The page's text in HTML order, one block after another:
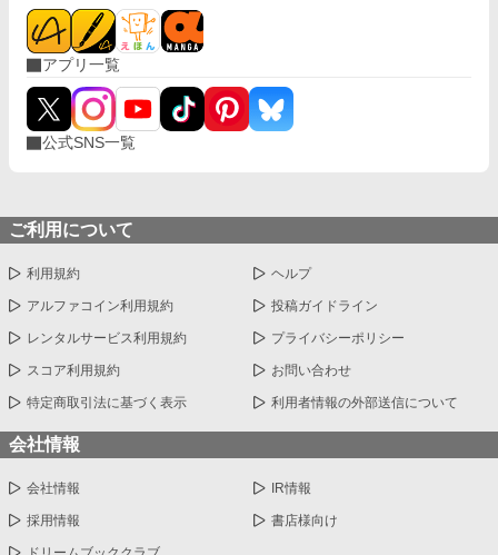
お話となります。 菩薩の如き広いお心でお読みくださいませ。 小
説家になろうさんでも投稿します。
アプリ一覧
公式SNS一覧
ご利用について
利用規約 ヘルプ
アルファコイン利用規約 投稿ガイドライン
レンタルサービス利用規約 プライバシーポリシー
スコア利用規約 お問い合わせ
特定商取引法に基づく表示 利用者情報の外部送信について
会社情報
会社情報 IR情報
採用情報 書店様向け